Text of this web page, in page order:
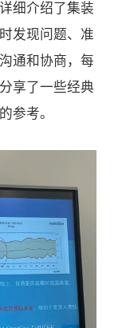
细介绍了集装
发现问题、准
通和协商，每
享了一些经典
参考。